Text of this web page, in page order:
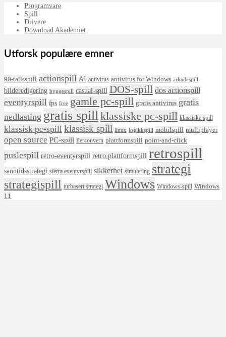
Programvare
Spill
Drivere
Download Akademiet
Utforsk populære emner
90-tallsspill actionspill AI antivirus antivirus for Windows arkadespill
bilderedigering byggespill casual-spill DOS-spill dos actionspill
eventyrspill fps free gamle pc-spill gratis antivirus gratis
nedlasting gratis spillklassiske pc-spill klassiske spill
klassisk pc-spill klassisk spill linux logikkspill mobilspill multiplayer
open source PC-spill Personvern plattformspill point-and-click
puslespill retro-eventyrspill retro plattformspill retrospill
sanntidsstrategi sierra eventyrspill sikkerhet simulering strategi
strategispill turbasert strategi Windows Windows-spill Windows
11